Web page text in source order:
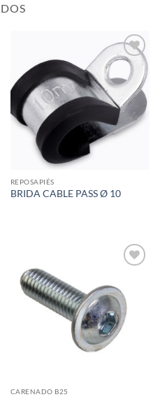
Add to
wishlist
REPOSAPIÉS
BRIDA CABLE PASS Ø 10
wishlist
CARENADO B25